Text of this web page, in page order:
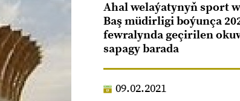
Ahal welaýatynyň sport
Baş müdirligi boýunça
fewralynda geçirilen
sapagy barada
09.02.2021